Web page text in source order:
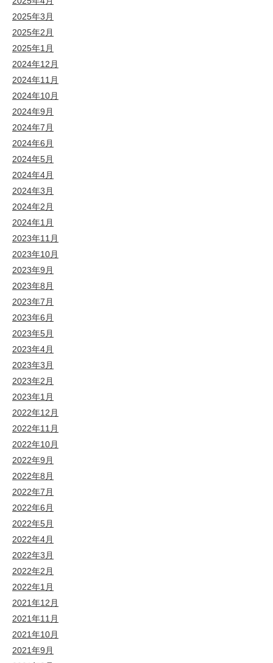
2025年3月
2025年2月
2025年1月
2024年12月
2024年11月
2024年10月
2024年9月
2024年7月
2024年6月
2024年5月
2024年4月
2024年3月
2024年2月
2024年1月
2023年11月
2023年10月
2023年9月
2023年8月
2023年7月
2023年6月
2023年5月
2023年4月
2023年3月
2023年2月
2023年1月
2022年12月
2022年11月
2022年10月
2022年9月
2022年8月
2022年7月
2022年6月
2022年5月
2022年4月
2022年3月
2022年2月
2022年1月
2021年12月
2021年11月
2021年10月
2021年9月